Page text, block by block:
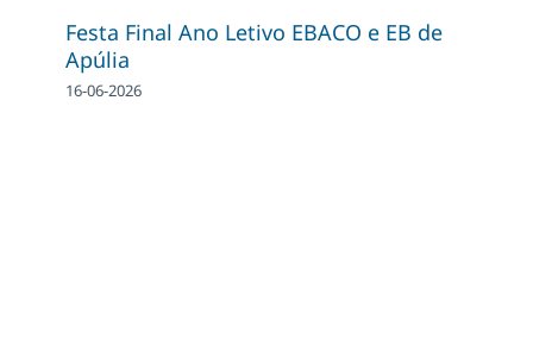
Festa Final Ano Letivo EBACO e EB de
Apúlia
16-06-2026